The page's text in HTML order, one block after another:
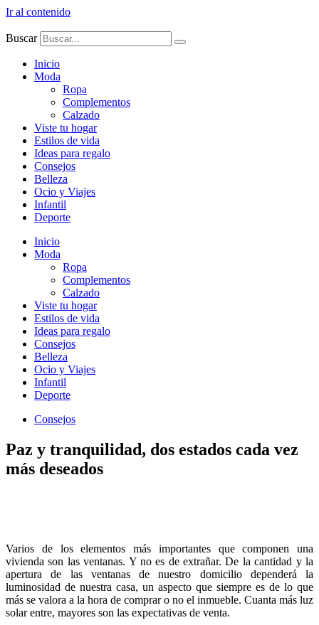
Ir al contenido
Buscar
Inicio
Moda
Ropa
Complementos
Calzado
Viste tu hogar
Estilos de vida
Ideas para regalo
Consejos
Belleza
Ocio y Viajes
Infantil
Deporte
Inicio
Moda
Ropa
Complementos
Calzado
Viste tu hogar
Estilos de vida
Ideas para regalo
Consejos
Belleza
Ocio y Viajes
Infantil
Deporte
Consejos
Paz y tranquilidad, dos estados cada vez
más deseados
Varios de los elementos más importantes que componen una
vivienda son las ventanas. Y no es de extrañar. De la cantidad y la
apertura de las ventanas de nuestro domicilio dependerá la
luminosidad de nuestra casa, un aspecto que siempre es de lo que
más se valora a la hora de comprar o no el inmueble. Cuanta más luz
solar entre, mayores son las expectativas de venta.